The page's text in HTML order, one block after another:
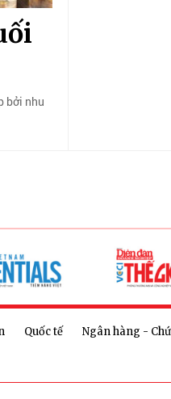
bởi nhu
Quốc tế Ngân hàng -